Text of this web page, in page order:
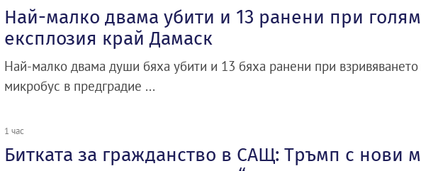
Най-малко двама убити и 13 ранени при
експлозия край Дамаск
Най-малко двама души бяха убити и 13 бяха ранени при взривяването
микробус в предградие ...
1 час
Битката за гражданство в САЩ: Тръмп с нови